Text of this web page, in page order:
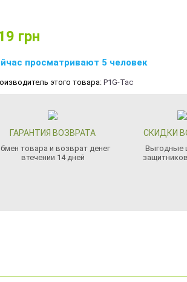
грн
просматривают 5 человек
этого товара: P1G-Tac
ГАРАНТИЯ ВОЗВРАТА
товара и возврат денег
втечении 14 дней
СКИДКИ
Выгодные